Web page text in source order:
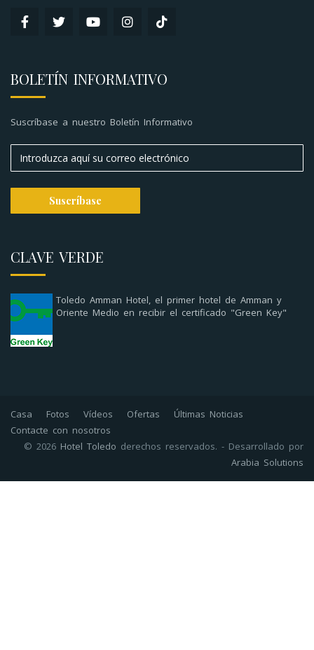
BOLETÍN INFORMATIVO
Suscríbase a nuestro Boletín Informativo
CLAVE VERDE
Toledo Amman Hotel, el primer hotel de Amman y
Oriente Medio en recibir el certificado "Green Key"
Casa Fotos Vídeos Ofertas
Últimas Noticias
Contacte con nosotros
© 2026 Hotel Toledo derechos reservados. - Desarrollado por
Arabia Solutions